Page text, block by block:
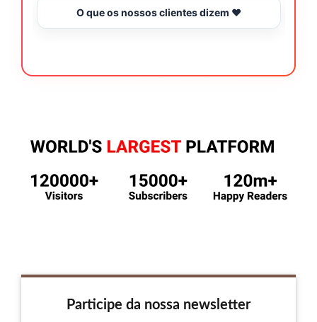
O que os nossos clientes dizem ❤️
Participe da nossa newsletter